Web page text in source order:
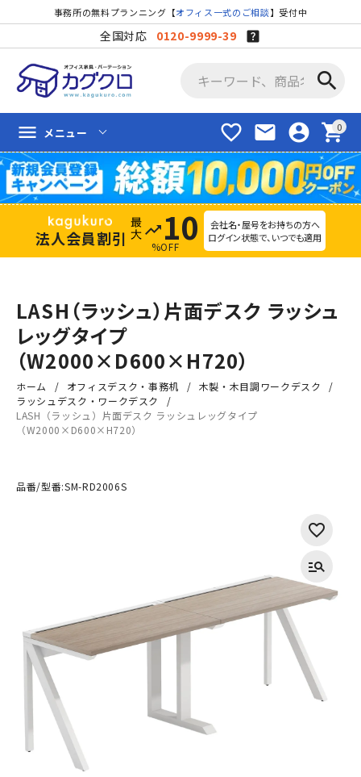
事務所の無料プランニング【オフィス一式のご相談】受付中
全国対応 0120-9999-39
search
favorite_border mail account_circle shopping_cart
menu メニュー
法人会員割引 trending_up 10
%OFF
会社名・屋号をお持ちの方へ
ログイン状態で、いつでも適用
LASH（ラッシュ）片面デスク ラッシュ
レッグタイプ
（W2000×D600×H720）
ホーム オフィスデスク・事務机
木製・木目調ワークデスク
ラッシュデスク・ワークデスク
LASH（ラッシュ）片面デスク ラッシュレッグタイプ
（W2000×D600×H720）
品番/型番:SM-RD2006S